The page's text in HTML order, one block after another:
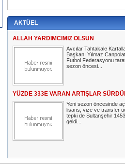
AKTÜEL
ALLAH YARDIMCIMIZ OLSUN
Avcılar Tahtakale
Başkanı Yılmaz
Futbol Federasyonu
sezon öncesi...
YÜZDE 333E VARAN ARTIŞLAR
Yeni sezon öncesinde
lisans, vize ve transfer
tepki de Sultanşehir
geldi...